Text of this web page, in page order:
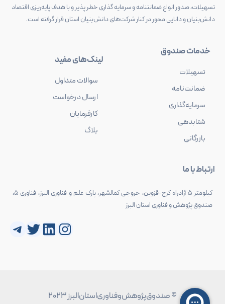
تسهیلات، صدور انواع ضمانتنامه و سرمایه گذاری خطر پذیر و با هدف پایه‌ریزی اقتصاد
دانش‌بنیان و دانایی محور در کنار شرکت‌های دانش‌بنیان استان قرار گرفته است.
خدمات صندوق
تسهیلات
ضمانت‌نامه
سرمایه‌گذاری
شتابدهی
بازرگانی
لینک‌های مفید
سوالات متداول
ارسال درخواست
کارفرمایان
بلاگ
ارتباط با ما
کیلومتر 5 آزادراه کرج-قزوین، خروجی کمالشهر، پارک علم و فناوری البرز، فناوری 5،
صندوق پژوهش و فناوری استان البرز
اینستاگرم
لینکداین
توییتر
© صندوق‌پژوهش‌و‌فناوری‌استان‌البرز 2023